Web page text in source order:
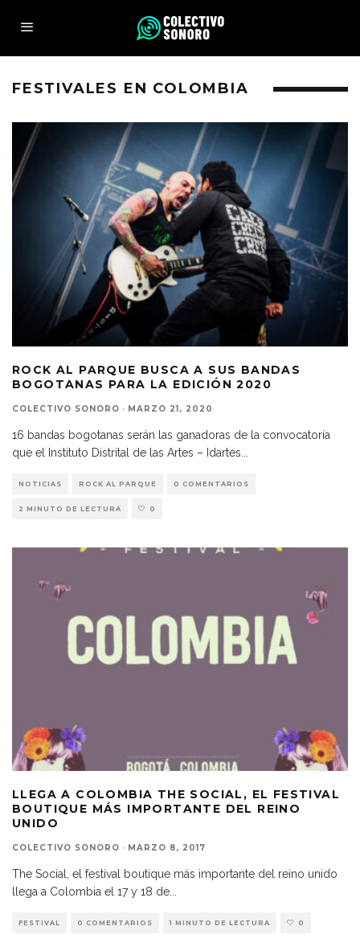
FESTIVALES EN COLOMBIA
ROCK AL PARQUE BUSCA A SUS BANDAS
BOGOTANAS PARA LA EDICIÓN 2020
COLECTIVO SONORO · MARZO 21, 2020
16 bandas bogotanas serán las ganadoras de la convocatoria
que el Instituto Distrital de las Artes – Idartes
NOTICIAS ROCK AL PARQUE 0 COMENTARIOS
2 MINUTO DE LECTURA 0
LLEGA A COLOMBIA THE SOCIAL, EL FESTIVAL
BOUTIQUE MÁS IMPORTANTE DEL REINO
UNIDO
COLECTIVO SONORO · MARZO 8, 2017
The Social, el festival boutique más importante del reino unido
llega a Colombia el 17 y 18 de...
FESTIVAL 0 COMENTARIOS 1 MINUTO DE LECTURA 0